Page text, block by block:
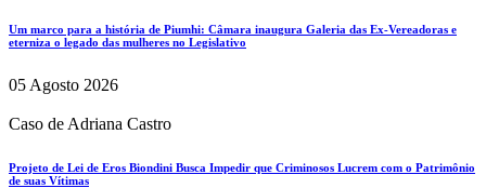
Um marco para a história de Piumhi: Câmara inaugura Galeria das Ex-Vereadoras e
eterniza o legado das mulheres no Legislativo
05 Agosto 2026
Caso de Adriana Castro
Projeto de Lei de Eros Biondini Busca Impedir que Criminosos Lucrem com o Patrimônio
de suas Vítimas